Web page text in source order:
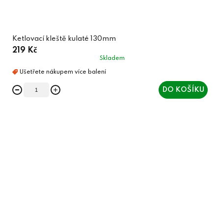
Ketlovací kleště kulaté 130mm
219 Kč
Skladem
DO KOŠÍKU